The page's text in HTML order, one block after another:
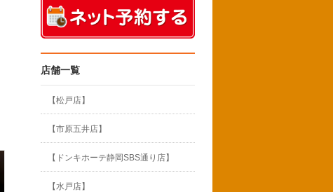
店舗一覧
【松戸店】
【市原五井店】
【ドンキホーテ静岡SBS通り店】
【水戸店】